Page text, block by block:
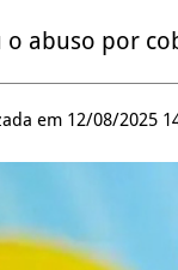
o abuso por
em 12/08/2025